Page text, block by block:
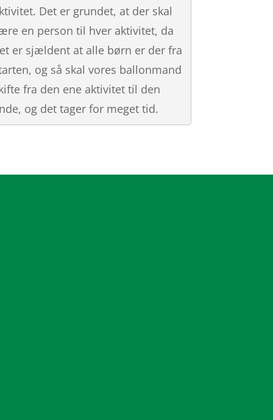
Det er grundet, at der skal
en person til hver aktivitet, da
er sjældent at alle børn er der fra
og så skal vores ballonmand
fra den ene aktivitet til den
og det tager for meget tid.